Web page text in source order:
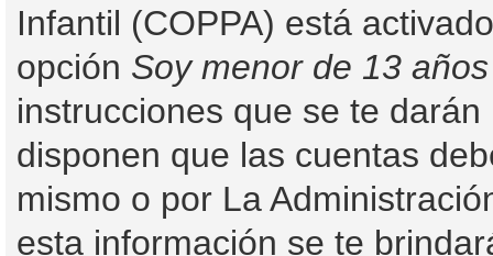
Infantil (COPPA) está
opción Soy menor de 13 años
instrucciones que se te
disponen que las cuentas
mismo o por La
esta información se te